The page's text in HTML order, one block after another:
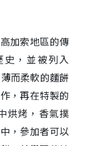
加索地區的傳
，並被列入
而柔軟的麵餅
，再在特製的
烘烤，香氣撲
，參加者可以